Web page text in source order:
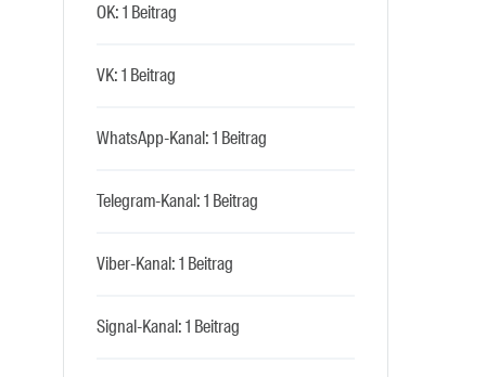
OK: 1 Beitrag
VK: 1 Beitrag
WhatsApp-Kanal: 1 Beitrag
Telegram-Kanal: 1 Beitrag
Viber-Kanal: 1 Beitrag
Signal-Kanal: 1 Beitrag